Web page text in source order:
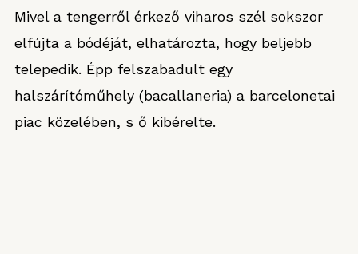
Mivel a tengerről érkező viharos szél sokszor
elfújta a bódéját, elhatározta, hogy beljebb
telepedik. Épp felszabadult egy
halszárítóműhely (bacallaneria) a barcelonetai
piac közelében, s ő kibérelte.